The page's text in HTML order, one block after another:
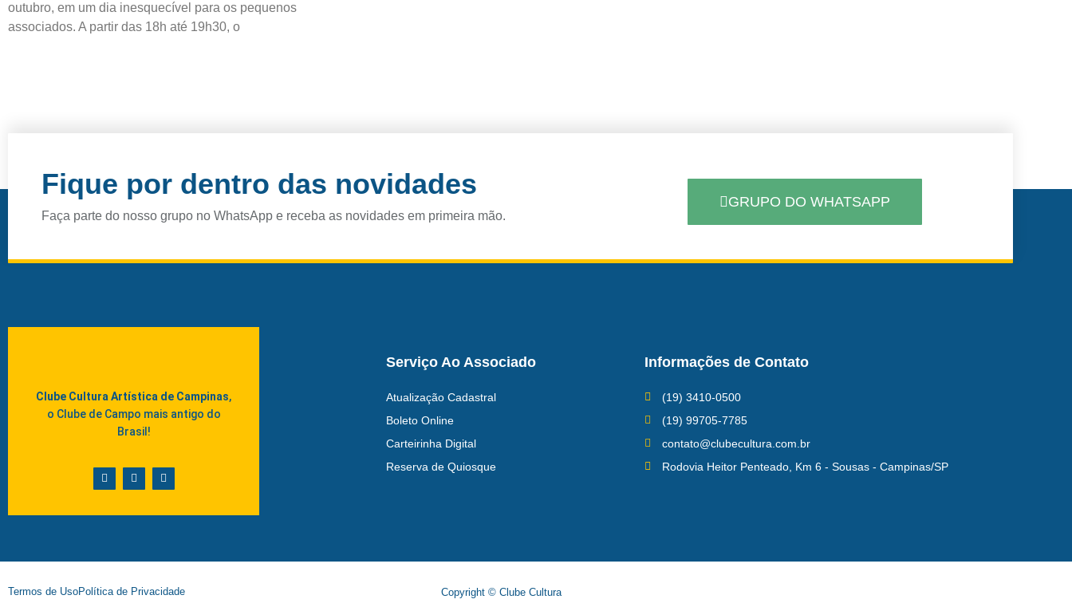
outubro, em um dia inesquecível para os pequenos
associados. A partir das 18h até 19h30, o
Fique por dentro das novidades
Faça parte do nosso grupo no WhatsApp e receba as novidades em primeira mão.
GRUPO DO WHATSAPP
Clube Cultura Artística de Campinas,
o Clube de Campo mais antigo do
Brasil!
Serviço Ao Associado
Atualização Cadastral
Boleto Online
Carteirinha Digital
Reserva de Quiosque
Informações de Contato
(19) 3410-0500
(19) 99705-7785
contato@clubecultura.com.br
Rodovia Heitor Penteado, Km 6 - Sousas - Campinas/SP
Termos de UsoPolítica de Privacidade Copyright © Clube Cultura